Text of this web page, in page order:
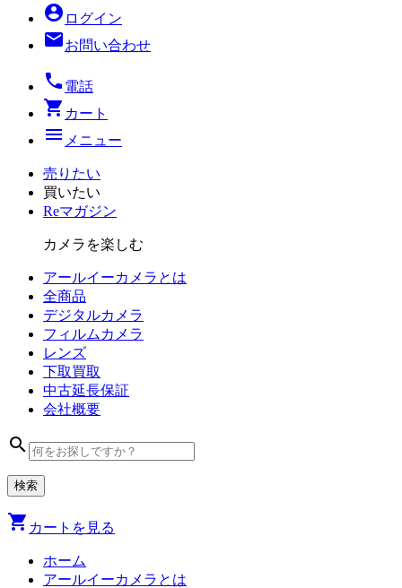
account_circle ログイン
mailお問い合わせ
local_phone 電話
shopping_cart カート
menu メニュー
売りたい
買いたい
Reマガジン
カメラを楽しむ
アールイーカメラとは
全商品
デジタルカメラ
フィルム カメラ
レンズ
下取買取
中古延長保証
会社概要
search
shopping_cart カートを見る
ホーム
アールイーカメラとは